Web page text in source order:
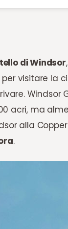
di Windsor
visitare la
Windsor
acri, ma
alla
.